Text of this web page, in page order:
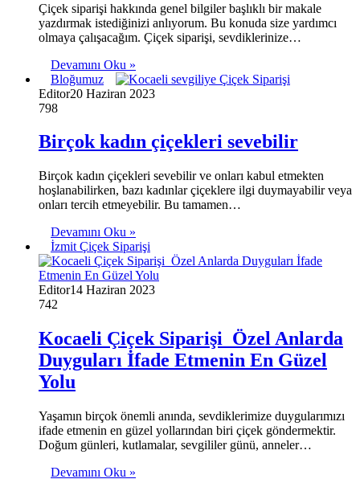
Çiçek siparişi hakkında genel bilgiler başlıklı bir makale
yazdırmak istediğinizi anlıyorum. Bu konuda size yardımcı
olmaya çalışacağım. Çiçek siparişi, sevdiklerinize…
Devamını Oku »
Bloğumuz
Editor20 Haziran 2023
798
Birçok kadın çiçekleri sevebilir
Birçok kadın çiçekleri sevebilir ve onları kabul etmekten
hoşlanabilirken, bazı kadınlar çiçeklere ilgi duymayabilir veya
onları tercih etmeyebilir. Bu tamamen…
Devamını Oku »
İzmit Çiçek Siparişi
Editor14 Haziran 2023
742
Kocaeli Çiçek Siparişi Özel Anlarda
Duyguları İfade Etmenin En Güzel
Yolu
Yaşamın birçok önemli anında, sevdiklerimize duygularımızı
ifade etmenin en güzel yollarından biri çiçek göndermektir.
Doğum günleri, kutlamalar, sevgililer günü, anneler…
Devamını Oku »